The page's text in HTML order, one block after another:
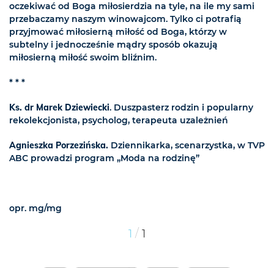
oczekiwać od Boga miłosierdzia na tyle, na ile my sami
przebaczamy naszym winowajcom. Tylko ci potrafią
przyjmować miłosierną miłość od Boga, którzy w
subtelny i jednocześnie mądry sposób okazują
miłosierną miłość swoim bliźnim.
* * *
Ks. dr Marek Dziewiecki. Duszpasterz rodzin i popularny
rekolekcjonista, psycholog, terapeuta uzależnień
Agnieszka Porzezińska. Dziennikarka, scenarzystka, w TVP
ABC prowadzi program „Moda na rodzinę”
opr. mg/mg
1 / 1